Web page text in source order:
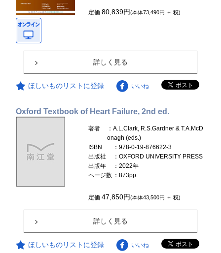
定価80,839円(本体73,490円 ＋ 税)
詳しく見る
ほしいものリストに登録 いいね
Oxford Textbook of Heart Failure, 2nd ed.
著者
：A.L.Clark, R.S.Gardner & T.A.McD
onagh (eds.)
ISBN
：978-0-19-876622-3
出版社
：OXFORD UNIVERSITY PRESS
出版年
：2022年
ページ数 ：873pp.
定価47,850円(本体43,500円 ＋ 税)
詳しく見る
ほしいものリストに登録 いいね